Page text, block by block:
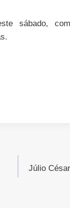
sábado,
Júlio